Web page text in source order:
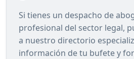
Si tienes un despacho de
profesional del sector legal,
a nuestro directorio
información de tu bufete y